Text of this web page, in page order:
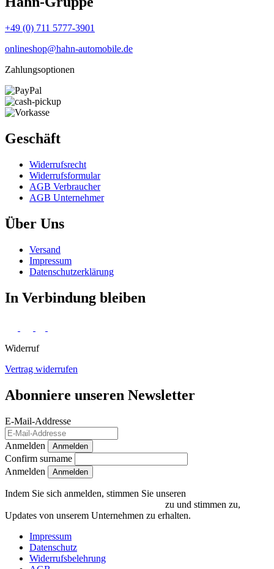
+49 (0) 711 5777-3901
onlineshop@hahn-automobile.de
Zahlungsoptionen
Geschäft
Widerrufs­recht
Widerrufs­formular
AGB Verbraucher
AGB Unternehmer
Über Uns
Versand
Impressum
Daten­schutz­erklärung
In Verbindung bleiben
Widerruf
Vertrag widerrufen
Abonniere unseren Newsletter
E-Mail-Addresse
Anmelden Anmelden
Confirm surname
Anmelden
Indem Sie sich anmelden, stimmen Sie unseren
zu und stimmen zu,
Updates von unserem Unternehmen zu erhalten.
Impressum
Datenschutz
Widerrufsbelehrung